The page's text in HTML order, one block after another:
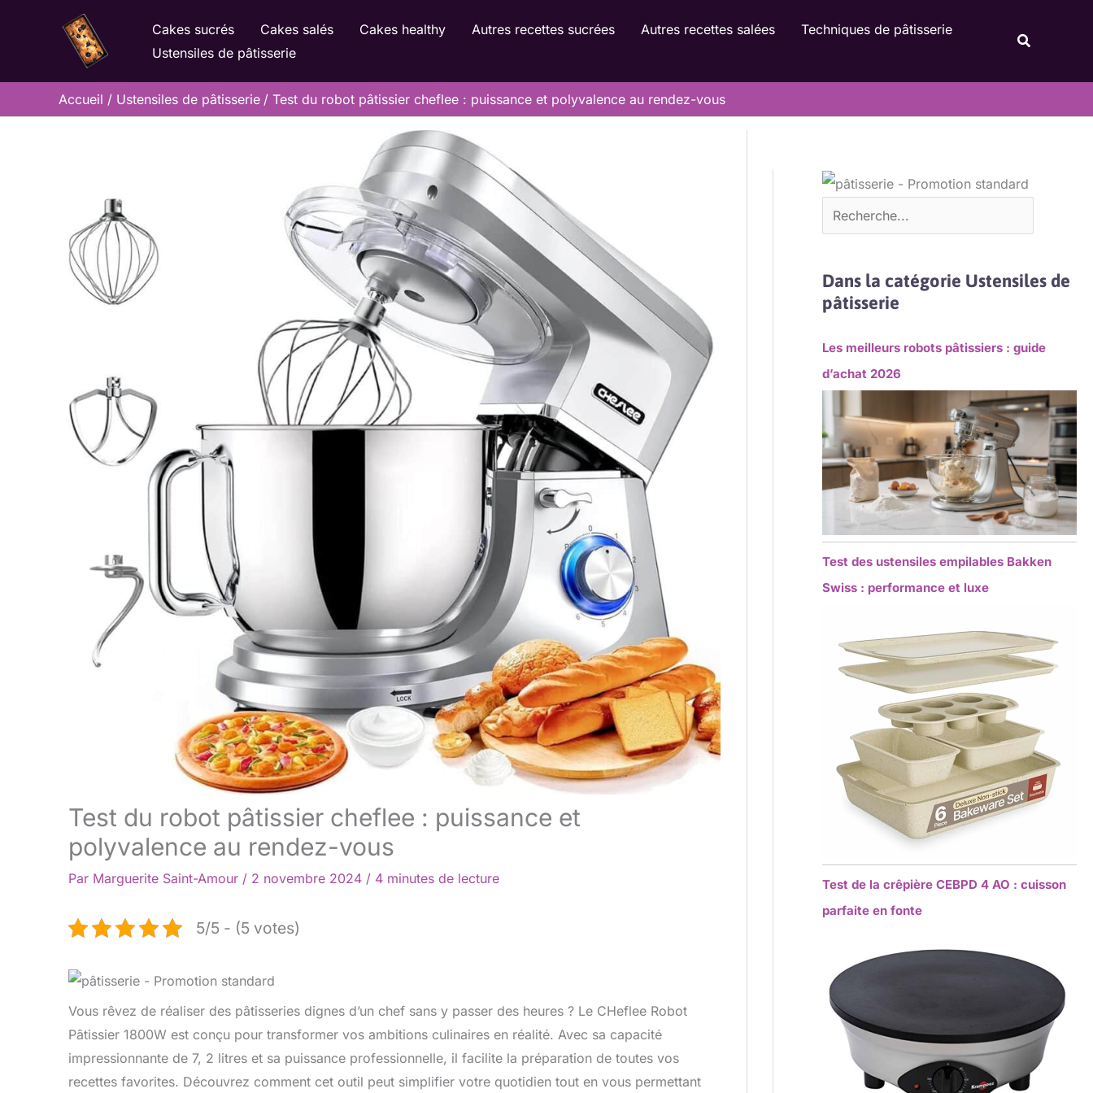
Cakes sucrés Cakes salés Cakes healthy Autres recettes sucrées Autres recettes salées
Techniques de pâtisserie
Ustensiles de pâtisserie
Accueil Ustensiles de pâtisserie Test du robot pâtissier cheflee : puissance et polyvalence au rendez-vous
Test du robot pâtissier cheflee : puissance et
polyvalence au rendez-vous
Par Marguerite Saint-Amour / 2 novembre 2024 / 4 minutes de lecture
5/5 - (5 votes)
Vous rêvez de réaliser des pâtisseries dignes d’un chef sans y passer des heures ? Le CHeflee Robot
Pâtissier 1800W est conçu pour transformer vos ambitions culinaires en réalité. Avec sa capacité
impressionnante de 7, 2 litres et sa puissance professionnelle, il facilite la préparation de toutes vos
recettes favorites. Découvrez comment cet outil peut simplifier votre quotidien tout en vous permettant
Dans la catégorie Ustensiles de
pâtisserie
Les meilleurs robots pâtissiers : guide
d’achat 2026
Test des ustensiles empilables Bakken
Swiss : performance et luxe
Test de la crêpière CEBPD 4 AO : cuisson
parfaite en fonte